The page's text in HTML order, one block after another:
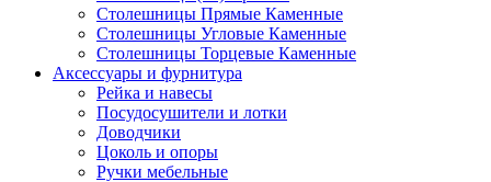
Столешницы Прямые Каменные
Столешницы Угловые Каменные
Столешницы Торцевые Каменные
Аксессуары и фурнитура
Рейка и навесы
Посудосушители и лотки
Доводчики
Цоколь и опоры
Ручки мебельные